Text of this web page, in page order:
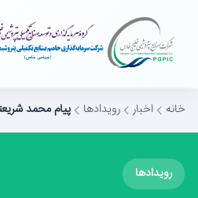
خانه اخبار رویدادها پیام محمد
رویدادها